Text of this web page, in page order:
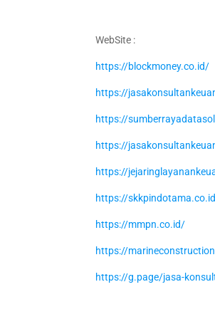
WebSite :
https://blockmoney.co.id/
https://
https://
https://
https://
https://
https://mmpn.co.id/
https://
https://g.page/jasa-